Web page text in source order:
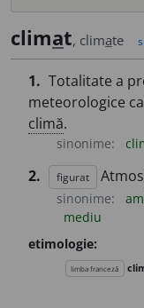
climat, climate
1. Totalitate a
meteorologice
climă.
sinonime:
2. figurat
sinonime:
mediu
etimologie:
limba franceză